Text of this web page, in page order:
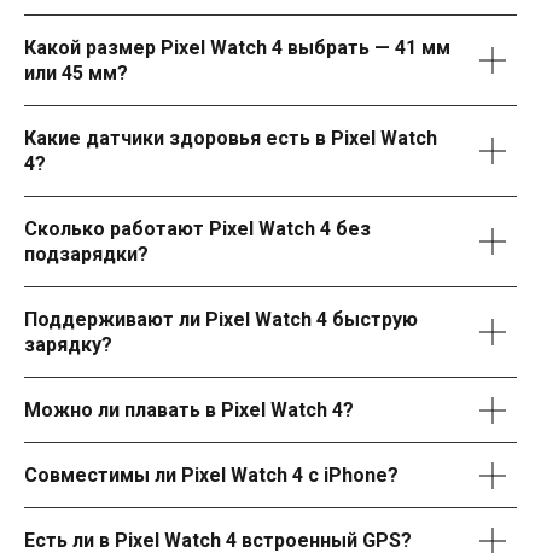
Какой размер Pixel Watch 4 выбрать — 41 мм
или 45 мм?
Какие датчики здоровья есть в Pixel Watch
4?
Сколько работают Pixel Watch 4 без
подзарядки?
Поддерживают ли Pixel Watch 4 быструю
зарядку?
Можно ли плавать в Pixel Watch 4?
Совместимы ли Pixel Watch 4 с iPhone?
Есть ли в Pixel Watch 4 встроенный GPS?